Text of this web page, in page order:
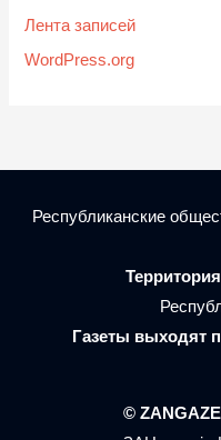
Лента записей
WordPress.org
Республиканские
Газеты выходят
©